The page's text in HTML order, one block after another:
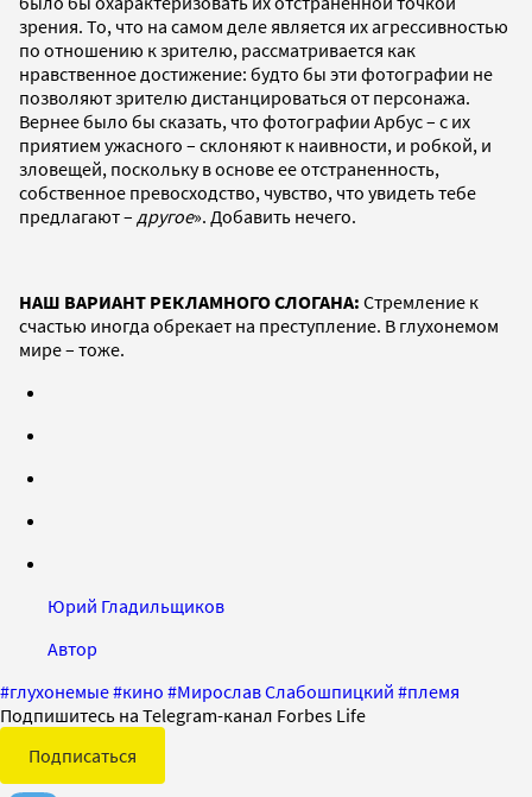
зрения. То, что на самом деле является их агрессивностью
по отношению к зрителю, рассматривается как
нравственное достижение: будто бы эти фотографии не
позволяют зрителю дистанцироваться от персонажа.
Вернее было бы сказать, что фотографии Арбус – с их
приятием ужасного – склоняют к наивности, и робкой, и
зловещей, поскольку в основе ее отстраненность,
собственное превосходство, чувство, что увидеть тебе
предлагают – другое». Добавить нечего.
НАШ ВАРИАНТ РЕКЛАМНОГО СЛОГАНА: Стремление к
счастью иногда обрекает на преступление. В глухонемом
мире – тоже.
Юрий Гладильщиков
Автор
#глухонемые#кино #Мирослав Слабошпицкий #племя
Подпишитесь на Telegram-канал Forbes Life
Подписаться